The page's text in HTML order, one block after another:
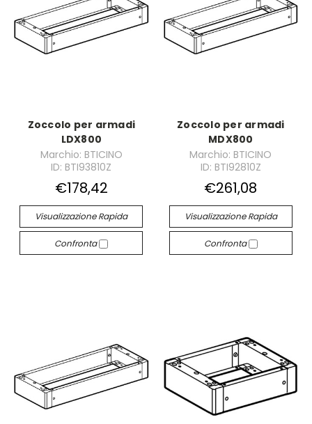
Zoccolo per armadi
LDX800
Marchio: BTICINO
ID: BTI93810Z
€178,42
Visualizzazione Rapida
Confronta
Zoccolo per armadi
MDX800
Marchio: BTICINO
ID: BTI92810Z
€261,08
Visualizzazione Rapida
Confronta